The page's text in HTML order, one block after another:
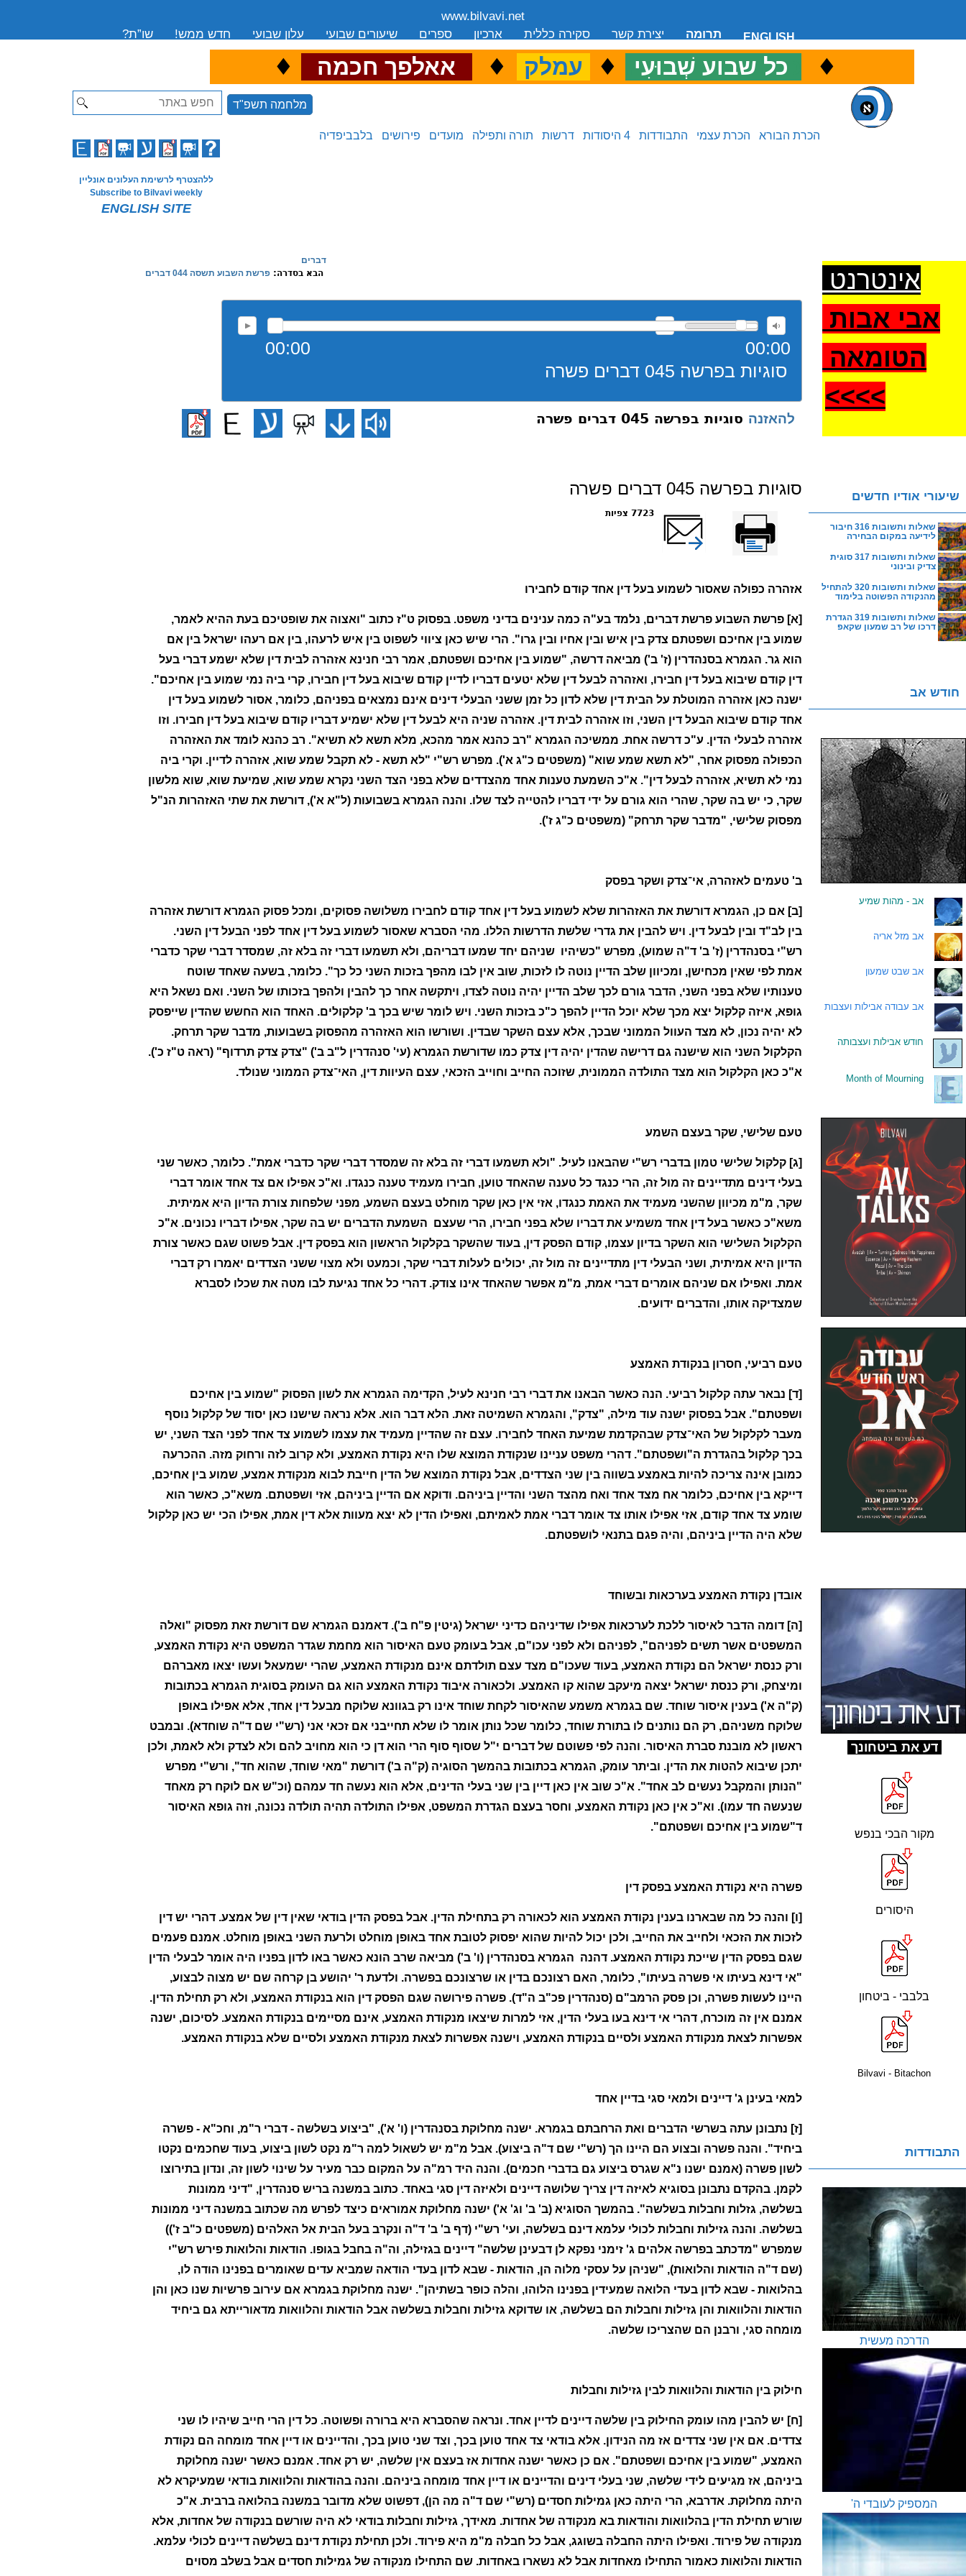
www.bilvavi.net
שו”ת?
חדש ממש! עלון שבועי שיעורים שבועי ספרים ארכיון סקירה כללית יצירת קשר תרומה ENGLISH
♦ כל שבוע שְׁבוּעִי ♦ עמלק ♦ אאלפך חכמה ♦
Search
מלחמה תשפ"ד
הכרת הבורא הכרת עצמי התבודדות 4 היסודות דרשות תורה ותפילה מועדים פירושים בלבביפדיה
ללהצטרף לרשימת העלונים אונליין
Subscribe to Bilvavi weekly
ENGLISH SITE
דברים
הבא בסדרה:פרשת השבוע תשסה 044 דברים
00:00
00:00
סוגיות בפרשה 045 דברים פשרה
להאזנה סוגיות בפרשה 045 דברים פשרה
סוגיות בפרשה 045 דברים פשרה
7723 צפיות שלח דף במייל
אזהרה כפולה שאסור לשמוע בעל דין אחד קודם לחבירו
[א] פרשת השבוע פרשת דברים, נלמד בע"ה כמה ענינים בדיני משפט. בפסוק ט"ז כתוב "ואצוה את שופטיכם בעת ההיא לאמר,
שמוע בין אחיכם ושפטתם צדק בין איש ובין אחיו ובין גרו". הרי שיש כאן ציווי לשפוט בין איש לרעהו, בין אם רעהו ישראל בין אם
הוא גר. הגמרא בסנהדרין (ז' ב') מביאה דרשה, "שמוע בין אחיכם ושפטתם, אמר רבי חנינא אזהרה לבית דין שלא ישמע דברי בעל
דין קודם שיבוא בעל דין חבירו, ואזהרה לבעל דין שלא יטעים דבריו לדיין קודם שיבוא בעל דין חבירו, קרי ביה נמי שמוע בין אחיכם".
ישנה כאן אזהרה המוטלת על הבית דין שלא לדון כל זמן ששני הבעלי דינים אינם נמצאים בפניהם, כלומר, אסור לשמוע בעל דין
אחד קודם שיבוא הבעל דין השני, וזו אזהרה לבית דין. אזהרה שניה היא לבעל דין שלא ישמיע דבריו קודם שיבוא בעל דין חבירו. וזו
אזהרה לבעלי הדין. ע"כ דרשה אחת. ממשיכה הגמרא "רב כהנא אמר מהכא, מלא תשא לא תשיא". רב כהנא לומד את האזהרה
הכפולה מפסוק אחר, "לא תשא שמע שוא" (משפטים כ"ג א'). מפרש רש"י "לא תשא - לא תקבל שמע שוא, אזהרה לדיין. וקרי ביה
נמי לא תשיא, אזהרה לבעל דין". א"כ השמעת טענות אחד מהצדדים שלא בפני הצד השני נקרא שמע שוא, שמיעת שוא, שוא מלשון
שקר, כי יש בה שקר, שהרי הוא גורם על ידי דבריו להטייה לצד שלו. והנה הגמרא בשבועות (ל"א א'), דורשת את שתי האזהרות הנ"ל
מפסוק שלישי, "מדבר שקר תרחק" (משפטים כ"ג ז').
ב' טעמים לאזהרה, אי־צדק ושקר בפסק
[ב] אם כן, הגמרא דורשת את האזהרות שלא לשמוע בעל דין אחד קודם לחבירו משלושה פסוקים, ומכל פסוק הגמרא דורשת אזהרה
בין לב"ד ובין לבעל דין. ויש להבין את גדרי שלשת הדרשות הללו. מהי הסברא שאסור לשמוע בעל דין אחד לפני הבעל דין השני.
רש"י בסנהדרין (ז' ב' ד"ה שמוע), מפרש "כשיהיו שניהם יחד שמעו דבריהם, ולא תשמעו דברי זה בלא זה, שמסדר דברי שקר כדברי
אמת לפי שאין מכחישן, ומכיוון שלב הדיין נוטה לו לזכות, שוב אין לבו מהפך בזכות השני כל כך". כלומר, בשעה שאחד שוטח
טענותיו שלא בפני השני, הדבר גורם לכך שלב הדיין יהיה נוטה לצדו, ויתקשה אחר כך להבין ולהפך בזכותו של השני. ואם נשאל היא
גופא, איזה קלקול יצא מכך שלא יוכל הדיין להפך כ"כ בזכות השני. ויש לומר שיש בכך ב' קלקולים. האחד הוא החשש שהדין שייפסק
לא יהיה נכון, לא מצד העוול הממוני שבכך, אלא עצם השקר שבדין. ושורשו הוא האזהרה מהפסוק בשבועות, מדבר שקר תרחק.
הקלקול השני הוא שישנה גם דרישה שהדין יהיה דין צדק כמו שדורשת הגמרא (עי' סנהדרין ל"ב ב') "צדק צדק תרדוף" (ראה ט"ז כ').
א"כ כאן הקלקול הוא מצד התולדה הממונית, שזוכה החייב וחוייב הזכאי, עצם העיוות דין, האי־צדק הממוני שנולד.
טעם שלישי, שקר בעצם השמע
[ג] קלקול שלישי טמון בדברי רש"י שהבאנו לעיל. "ולא תשמעו דברי זה בלא זה שמסדר דברי שקר כדברי אמת". כלומר, כאשר שני
בעלי דינים מתדיינים זה מול זה, הרי כנגד כל טענה שהאחד טוען, חבירו מעמיד טענה כנגדו. וא"כ אפילו אם צד אחד אומר דברי
שקר, מ"מ מכיוון שהשני מעמיד את האמת כנגדו, אזי אין כאן שקר מוחלט בעצם השמע, מפני שלפחות צורת הדיון היא אמיתית.
משא"כ כאשר בעל דין אחד משמיע את דבריו שלא בפני חבירו, הרי שעצם השמעת הדברים יש בה שקר, אפילו דבריו נכונים. א"כ
הקלקול השלישי הוא השקר בדיון עצמו, קודם הפסק דין, בעוד שהשקר בקלקול הראשון הוא בפסק דין. אבל פשוט שגם כאשר צורת
הדיון היא אמיתית, ושני הבעלי דין מתדיינים זה מול זה, יכולים לעלות דברי שקר, וכמעט ולא מצוי ששני הצדדים יאמרו רק דברי
אמת. ואפילו אם שניהם אומרים דברי אמת, מ"מ אפשר שהאחד אינו צודק. דהרי כל אחד נגיעת לבו מטה את שכלו לסברא
שמצדיקה אותו, והדברים ידועים.
טעם רביעי, חסרון בנקודת האמצע
[ד] נבאר עתה קלקול רביעי. הנה כאשר הבאנו את דברי רבי חנינא לעיל, הקדימה הגמרא את לשון הפסוק "שמוע בין אחיכם
ושפטתם". אבל בפסוק ישנה עוד מילה, "צדק", והגמרא השמיטה זאת. הלא דבר הוא. אלא נראה שישנו כאן יסוד של קלקול נוסף
מעבר לקלקול של האי־צדק שבהקדמת שמיעת האחד לחבירו. עצם זה שהדיין מעמיד את עצמו לשמוע צד אחד לפני הצד השני, יש
בכך קלקול בהגדרת ה"ושפטתם". דהרי משפט עניינו שנקודת המוצא שלו היא נקודת האמצע, ולא קרוב לזה ורחוק מזה. ההכרעה
כמובן אינה צריכה להיות באמצע בשווה בין שני הצדדים, אבל נקודת המוצא של הדין חייבת לבוא מנקודת אמצע, שמוע בין אחיכם,
דייקא בין אחיכם, כלומר אח מצד אחד ואח מהצד השני והדיין ביניהם. ודוקא אם הדיין ביניהם, אזי ושפטתם. משא"כ, כאשר הוא
שומע צד אחד קודם, אזי אפילו אותו צד אומר דברי אמת לאמיתם, ואפילו הדין לא יצא מעוות אלא דין אמת, אפילו הכי יש כאן קלקול
שלא היה הדיין ביניהם, והיה פגם בתנאי לושפטתם.
אובדן נקודת האמצע בערכאות ובשוחד
[ה] דומה הדבר לאיסור ללכת לערכאות אפילו שדיניהם כדיני ישראל (גיטין פ"ח ב'). דאמנם הגמרא שם דורשת זאת מפסוק "ואלה
המשפטים אשר תשים לפניהם", לפניהם ולא לפני עכו"ם, אבל בעומק טעם האיסור הוא מחמת שגדר המשפט היא נקודת האמצע,
ורק כנסת ישראל הם נקודת האמצע, בעוד שעכו"ם מצד עצם תולדתם אינם מנקודת האמצע, שהרי ישמעאל ועשו יצאו מאברהם
ומיצחק, ורק כנסת ישראל יצאה מיעקב שהוא קו האמצע. ולכאורה איבוד נקודת האמצע הוא גם העומק בסוגית הגמרא בכתובות
(ק"ה א') בענין איסור שוחד. שם בגמרא משמע שהאיסור לקחת שוחד אינו רק בגוונא שלוקח מבעל דין אחד, אלא אפילו באופן
שלוקח משניהם, רק הם נותנים לו בתורת שוחד, כלומר שכל נותן אומר לו שלא תחייבני אם זכאי אני (רש"י שם ד"ה שוחדא). ובמבט
ראשון לא מובנת סברת האיסור. והנה לפי פשוטם של דברים י"ל שסוף סוף הרי הוא דן כי הוא מחויב להם ולא לצדק ולא לאמת, ולכן
יתכן שיבוא להטות את הדין. וביתר עומק, הגמרא בכתובות בהמשך הסוגיה (ק"ה ב') דורשת "מאי שוחד, שהוא חד", ורש"י מפרש
"הנותן והמקבל נעשים לב אחד". א"כ שוב אין כאן דיין בין שני בעלי הדינים, אלא הוא נעשה חד עמהם (וכ"ש אם לוקח רק מאחד
שנעשה חד עמו). וא"כ אין כאן נקודת האמצע, וחסר בעצם הגדרת המשפט, אפילו התולדה תהיה תולדה נכונה, וזה גופא האיסור
ד"שמוע בין אחיכם ושפטתם".
פשרה היא נקודת האמצע בפסק דין
[ו] והנה כל מה שבארנו בענין נקודת האמצע הוא לכאורה רק בתחילת הדין. אבל בפסק הדין בודאי שאין דין של אמצע. דהרי יש דין
לזכות את הזכאי ולחייב את החייב, ולכן יכול להיות שהוא יפסוק לטובת אחד באופן מוחלט ולרעת השני באופן מוחלט. אמנם פעמים
שגם בפסק הדין שייכת נקודת האמצע. דהנה הגמרא בסנהדרין (ו' ב') מביאה שרב הונא כאשר באו לדון בפניו היה אומר לבעלי הדין
"אי דינא בעיתו אי פשרה בעיתו", כלומר, האם רצונכם בדין או שרצונכם בפשרה. ולדעת ר' יהושע בן קרחה שם יש מצוה לבצוע,
היינו לעשות פשרה, וכן פסק הרמב"ם (סנהדרין פכ"ב ה"ד). פשרה פירושה שגם הפסק דין הוא בנקודת האמצע, ולא רק תחילת הדין.
אמנם אין זה מוכרח, דהרי אי דינא בעו בעלי הדין, אזי למרות שיצאו מנקודת האמצע, אינם מסיימים בנקודת האמצע. לסיכום, ישנה
אפשרות לצאת מנקודת האמצע ולסיים בנקודת האמצע, וישנה אפשרות לצאת מנקודת האמצע ולסיים שלא בנקודת האמצע.
למאי בעינן ג' דיינים ולמאי סגי בדיין אחד
[ז] נתבונן עתה בשרשי הדברים ואת הרחבתם בגמרא. ישנה מחלוקת בסנהדרין (ו' א'), "ביצוע בשלשה - דברי ר"מ, וחכ"א - פשרה
ביחיד". והנה פשרה ובצוע הם היינו הך (רש"י שם ד"ה ביצוע). אבל מ"מ יש לשאול למה ר"מ נקט לשון ביצוע, בעוד שחכמים נקטו
לשון פשרה (אמנם ישנו נ"א שגרס ביצוע גם בדברי חכמים). והנה היד רמ"ה על המקום כבר מעיר על שינוי לשון זה, ונדון בתירוצו
לקמן. בהקדם נתבונן בסוגיא לאיזה דין צריך שלושה דיינים ולאיזה דין סגי באחד. כתוב במשנה בריש סנהדרין, "דיני ממונות
בשלשה, גזלות וחבלות בשלשה". בהמשך הסוגיא (ב' ב' וג' א') ישנה מחלוקת אמוראים כיצד לפרש מה שכתוב במשנה דיני ממונות
בשלשה. והנה גזילות וחבלות לכולי עלמא דינם בשלשה, ועי' רש"י (דף ב' ב' ד"ה ונקרב בעל הבית אל האלהים (משפטים כ"ב ז'))
שמפרש "מדכתב בפרשה אלהים ג' זימני נפקא לן דבעינן שלשה" דיינים בגזילה, וה"ה בחבל בגופו. הודאות והלואות פירש רש"י
(שם ד"ה הודאות והלואות), "שניהן על עסקי מלוה הן, הודאות - שבא לדון בעדי הודאה שמביא עדים שאומרים בפנינו הודה לו,
בהלואות - שבא לדון בעדי הלואה שמעידין בפנינו הלוהו, והלה כופר בשתיהן". ישנה מחלוקת בגמרא אם עירוב פרשיות שנו כאן והן
הודאות והלוואות והן גזילות וחבלות הם בשלשה, או שדוקא גזילות וחבלות בשלשה אבל הודאות והלוואות מדאורייתא גם ביחיד
מומחה סגי, ורבנן הם שהצריכו שלשה.
חילוק בין הודאות והלוואות לבין גזילות וחבלות
[ח] יש להבין מהו עומק החילוק בין שלשה דיינים לדיין אחד. ונראה שהסברא היא ברורה ופשוטה. כל דין הרי חייב שיהיו לו שני
צדדים. אם אין שני צדדים אז מה הנידון. אלא בודאי צד אחד טוען בכך, וצד שני טוען בכך, והדיינים או דיין אחד מומחה הם נקודת
האמצע, "שמוע בין אחיכם ושפטתם". אם כן כאשר ישנה אחדות אז בעצם אין שלשה, יש רק אחד. אמנם כאשר ישנה מחלוקת
ביניהם, אז מגיעים לידי שלשה, שני בעלי דינים והדיינים או דיין אחד מומחה ביניהם. והנה בהודאות והלוואות בודאי שמעיקרא לא
היתה מחלוקת. אדרבא, הרי היתה כאן גמילות חסדים (רש"י שם ד"ה מה הן), דפשוט שלא מדובר במשנה בהלואה ברבית. א"כ
שורש תחילת הדין בהלוואות והודאות בא מנקודה של אחדות. מאידך, גזילות וחבלות בודאי לא היה שורשם בנקודה של אחדות, אלא
מנקודה של פירוד. ואפילו היתה החבלה בשוגג, אבל כל חבלה מ"מ היא פירוד. ולכן תחילת נקודת דינם בשלשה דיינים לכולי עלמא.
הודאות והלואות כאמור התחילו מאחדות אבל לא נשארו באחדות. שם התחילו מנקודה של גמילות חסדים אבל בשלב מסוים
אינטרנט
אבי אבות
הטומאה
>>>
>
שיעורי אודיו חדשים
שאלות ותשובות 316 חיבור
לידיעה במקום הבחירה
שאלות ותשובות 317 סוגית
צדיק ובינוני
שאלות ותשובות 320 להתחיל
מהנקודה הפשוטה בלימוד
שאלות ותשובות 319 הגדרת
דרכו של רב שמעון שקאפ
חודש אב
אב - מהות שמיע
אב מזל אריה
אב שבט שמעון
אב עבודה אבילות ועצבות
חודש אבילות ועצבותה
Month of Mourning
דע את ביטחונך
מקור הבכי בנפש
היסורים
בלבבי - ביטחון
Bilvavi - Bitachon
התבודדות
הדרכה מעשית
המספיק לעובדי ה'